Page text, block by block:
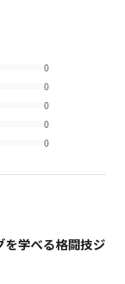
0
0
0
0
0
を学べる格闘技ジ